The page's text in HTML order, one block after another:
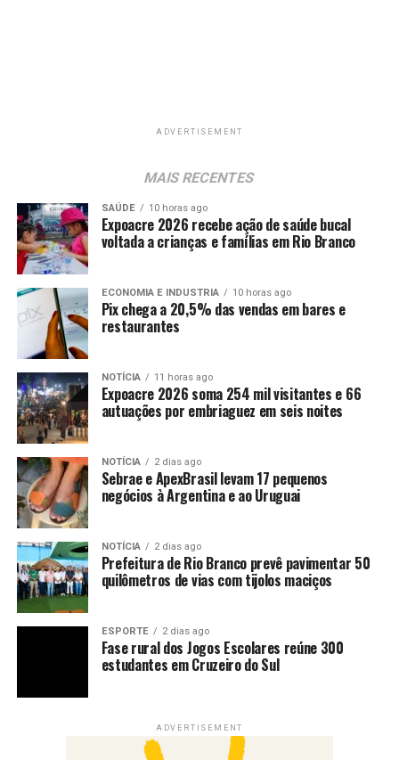
ADVERTISEMENT
MAIS RECENTES
SAÚDE 10 horas ago
Expoacre 2026 recebe ação de saúde bucal
voltada a crianças e famílias em Rio Branco
ECONOMIA E INDUSTRIA 10 horas ago
Pix chega a 20,5% das vendas em bares e
restaurantes
NOTÍCIA 11 horas ago
Expoacre 2026 soma 254 mil visitantes e 66
autuações por embriaguez em seis noites
NOTÍCIA 2 dias ago
Sebrae e ApexBrasil levam 17 pequenos
negócios à Argentina e ao Uruguai
NOTÍCIA 2 dias ago
Prefeitura de Rio Branco prevê pavimentar 50
quilômetros de vias com tijolos maciços
ESPORTE 2 dias ago
Fase rural dos Jogos Escolares reúne 300
estudantes em Cruzeiro do Sul
ADVERTISEMENT